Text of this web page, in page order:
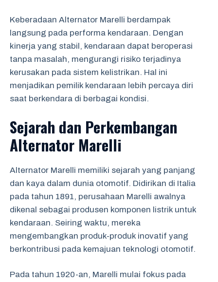
Keberadaan Alternator Marelli berdampak
langsung pada performa kendaraan. Dengan
kinerja yang stabil, kendaraan dapat beroperasi
tanpa masalah, mengurangi risiko terjadinya
kerusakan pada sistem kelistrikan. Hal ini
menjadikan pemilik kendaraan lebih percaya diri
saat berkendara di berbagai kondisi.
Sejarah dan Perkembangan
Alternator Marelli
Alternator Marelli memiliki sejarah yang panjang
dan kaya dalam dunia otomotif. Didirikan di Italia
pada tahun 1891, perusahaan Marelli awalnya
dikenal sebagai produsen komponen listrik untuk
kendaraan. Seiring waktu, mereka
mengembangkan produk-produk inovatif yang
berkontribusi pada kemajuan teknologi otomotif.
Pada tahun 1920-an, Marelli mulai fokus pada